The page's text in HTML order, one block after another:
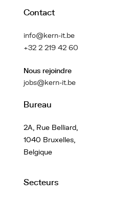
Contact
info@kern-it.be
+32 2 219 42 60
Nous rejoindre
jobs@kern-it.be
Bureau
2A, Rue Belliard,
1040 Bruxelles,
Belgique
Secteurs